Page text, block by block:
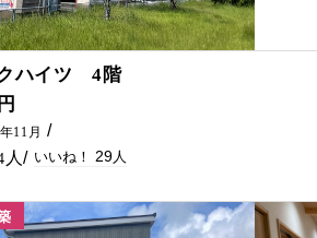
ハイツ 4階
にはたまらない物件です！！
11月
29